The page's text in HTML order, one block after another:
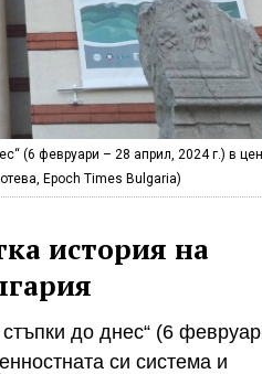
(6 февруари – 28 април, 2024 г.) в
Epoch Times Bulgaria)
история на
до днес“ (6
си система и